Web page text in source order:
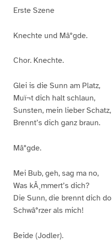
Erste Szene
Knechte und Mâ°gde.
Chor. Knechte.
Glei is die Sunn am Platz,
Muï¬t dich halt schlaun,
Sunsten, mein lieber Schatz,
Brennt’s dich ganz braun.
Mâ°gde.
Mei Bub, geh, sag ma no,
Was kÂ¸mmert’s dich?
Die Sunn, die brennt dich do
Schwâ°rzer als mich!
Beide (Jodler).